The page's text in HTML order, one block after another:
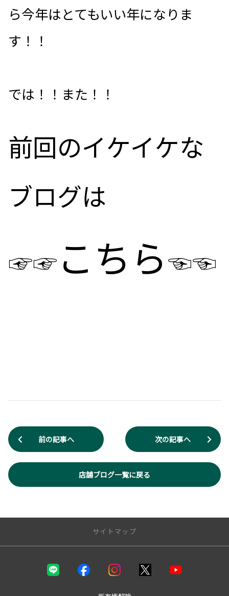
ら今年はとてもいい年になりま
す！！
では！！また！！
前回のイケイケな
ブログは
☞☞こちら☜☜
前の記事へ
店舗ブログ一覧に戻る
次の記事へ
サイトマップ